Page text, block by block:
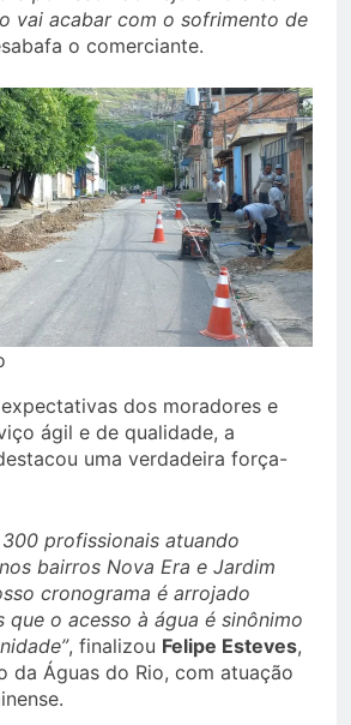
vai acabar com o sofrimento de
o comerciante.
dos moradores e
ágil e de qualidade, a
uma verdadeira força-
300 profissionais atuando
bairros Nova Era e Jardim
cronograma é arrojado
que o acesso à água é sinônimo
, finalizou Felipe Esteves,
da Águas do Rio, com atuação